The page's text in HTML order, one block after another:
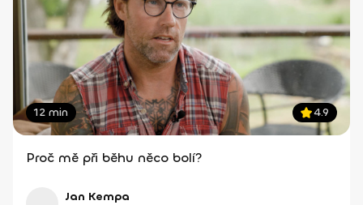
12 min 4.9
Proč mě při běhu něco bolí?
Jan Kempa